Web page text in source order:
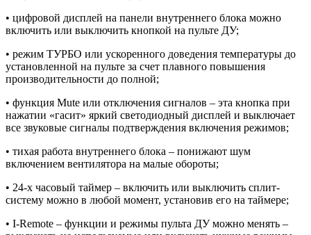
• цифровой дисплей на панели внутреннего блока можно
включить или выключить кнопкой на пульте ДУ;
• режим ТУРБО или ускоренного доведения температуры до
установленной на пульте за счет плавного повышения
производительности до полной;
• функция Mute или отключения сигналов – эта кнопка при
нажатии «гасит» яркий светодиодный дисплей и выключает
все звуковые сигналы подтверждения включения режимов;
• тихая работа внутреннего блока – понижают шум
включением вентилятора на малые обороты;
• 24-х часовый таймер – включить или выключить сплит-
систему можно в любой момент, установив его на таймере;
• I-Remote – функции и режимы пульта ДУ можно менять –